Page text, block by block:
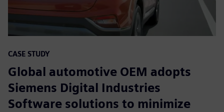
CASE STUDY
Global automotive OEM adopts
Siemens Digital Industries
Software solutions to minimize